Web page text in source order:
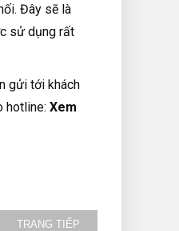
Đây sẽ là
sử dụng rất
gửi tới khách
hotline: Xem
TRANG TIẾP